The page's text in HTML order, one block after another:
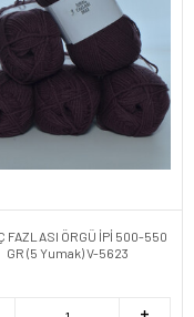
FAZLASI ÖRGÜ İPİ 500-550
GR (5 Yumak) V-5623